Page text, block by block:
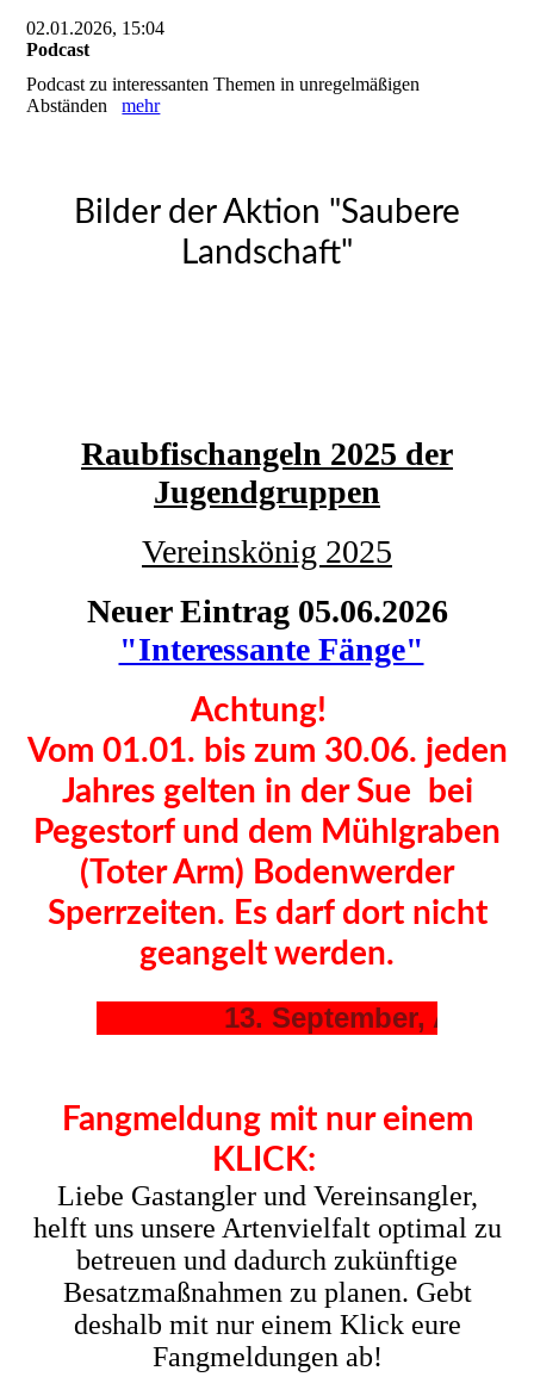
02.01.2026, 15:04
Podcast
Podcast zu interessanten Themen in unregelmäßigen
Abständenmehr
Bilder der Aktion "Saubere
Landschaft"
Raubfischangeln 2025 der
Jugendgruppen
Vereinskönig 2025
Neuer Eintrag 05.06.2026
"Interessante Fänge"
Achtung!
Vom 01.01. bis zum 30.06. jeden
Jahres gelten in der Sue bei
Pegestorf und dem Mühlgraben
(Toter Arm) Bodenwerder
Sperrzeiten. Es darf dort nicht
geangelt werden.
Fangmeldung mit nur einem
KLICK:
Liebe Gastangler und Vereinsangler,
helft uns unsere Artenvielfalt optimal zu
betreuen und dadurch zukünftige
Besatzmaßnahmen zu planen. Gebt
deshalb mit nur einem Klick eure
Fangmeldungen ab!